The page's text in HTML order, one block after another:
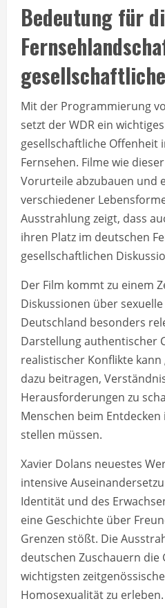
Bedeutung für
Mit der Programmierung
setzt der WDR ein
gesellschaftliche
Fernsehen. Filme wie
Vorurteile abzubauen und
verschiedener
Ausstrahlung zeigt, dass
ihren Platz im deutschen
gesellschaftlichen
Der Film kommt zu einem
Diskussionen über
Deutschland besonders
Darstellung authentischer
realistischer Konflikte kann
dazu beitragen,
Herausforderungen zu
Menschen beim
stellen müssen.
Xavier Dolans neuestes
intensive
Identität und des
eine Geschichte über
Grenzen stößt. Die
deutschen Zuschauern die
wichtigsten
Homosexualität zu erleben.